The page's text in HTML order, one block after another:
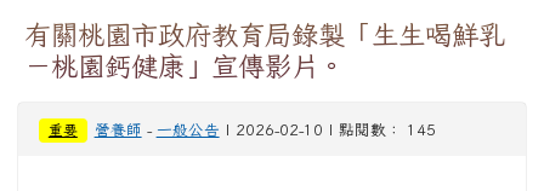
有關桃園市政府教育局錄製「生生喝鮮乳
－桃園鈣健康」宣傳影片。
重要 營養師 - 一般公告 | 2026-02-10 | 點閱數： 145